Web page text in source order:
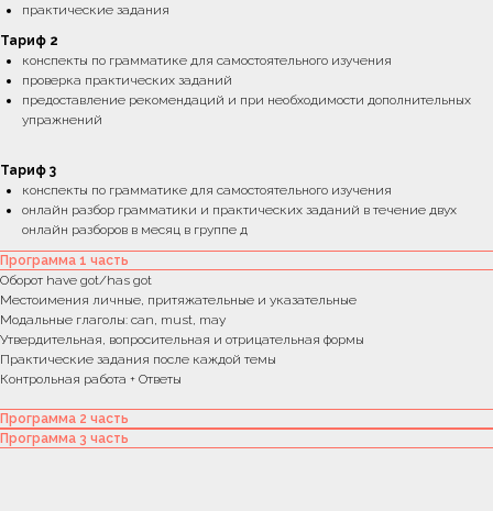
практические задания
Тариф 2
конспекты по грамматике для самостоятельного изучения
проверка практических заданий
предоставление рекомендаций и при необходимости дополнительных
упражнений
Тариф 3
конспекты по грамматике для самостоятельного изучения
онлайн разбор грамматики и практических заданий в течение двух
онлайн разборов в месяц в группе д
Программа 1 часть
Оборот have got/has got
Местоимения личные, притяжательные и указательные
Модальные глаголы: can, must, may
Утвердительная, вопросительная и отрицательная формы
Практические задания после каждой темы
Контрольная работа + Ответы
Программа 2 часть
Программа 3 часть
Часы работы:
Сб и Вс - выходной